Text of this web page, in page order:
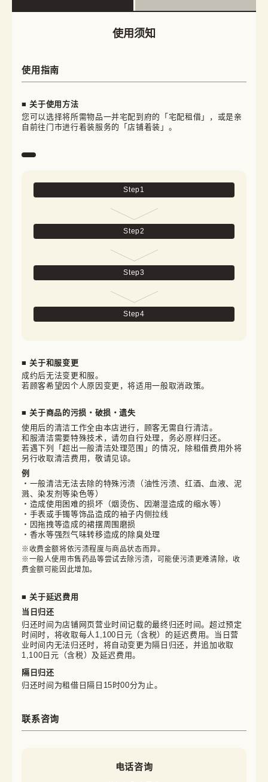
使用须知
使用指南
■ 关于使用方法
您可以选择将所需物品一并宅配到府的「宅配租借」，或是亲
自前往门市进行着装服务的「店铺着装」。
Step1
Step2
Step3
Step4
■ 关于和服变更
成约后无法变更和服。
若顾客希望因个人原因变更，将适用一般取消政策。
■ 关于商品的污损・破损・遗失
使用后的清洁工作全由本店进行，顾客无需自行清洁。
和服清洁需要特殊技术，请勿自行处理，务必原样归还。
若遇下列「超出一般清洁处理范围」的情况，除租借费用外将
另行收取清洁费用，敬请见谅。
例
・一般清洁无法去除的特殊污渍（油性污渍、红酒、血液、泥
溅、染发剂等染色等）
・造成使用困难的损坏（烟烫伤、因潮湿造成的缩水等）
・手表或手镯等饰品造成的袖子内侧拉线
・因拖拽等造成的裙摆周围磨损
・香水等强烈气味转移造成的除臭处理
※收费金额将依污渍程度与商品状态而异。
※一般人使用市售药品等尝试去除污渍，可能使污渍更难清除，收
费金额可能因此增加。
■ 关于延迟费用
当日归还
归还时间为店铺网页营业时间记载的最终归还时间。超过预定
时间时，将收取每人1,100日元（含税）的延迟费用。当日营
业时间内无法归还时，将自动变更为隔日归还，并追加收取
1,100日元（含税）及延迟费用。
隔日归还
归还时间为租借日隔日15时00分为止。
联系咨询
电话咨询